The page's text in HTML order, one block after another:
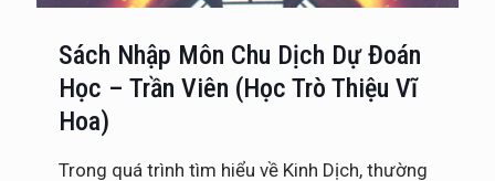
Sách Nhập Môn Chu Dịch Dự Đoán
Học – Trần Viên (Học Trò Thiệu Vĩ
Hoa)
Trong quá trình tìm hiểu về Kinh Dịch, thường